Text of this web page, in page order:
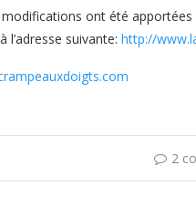
ont été
l’adresse suivante: http://
2